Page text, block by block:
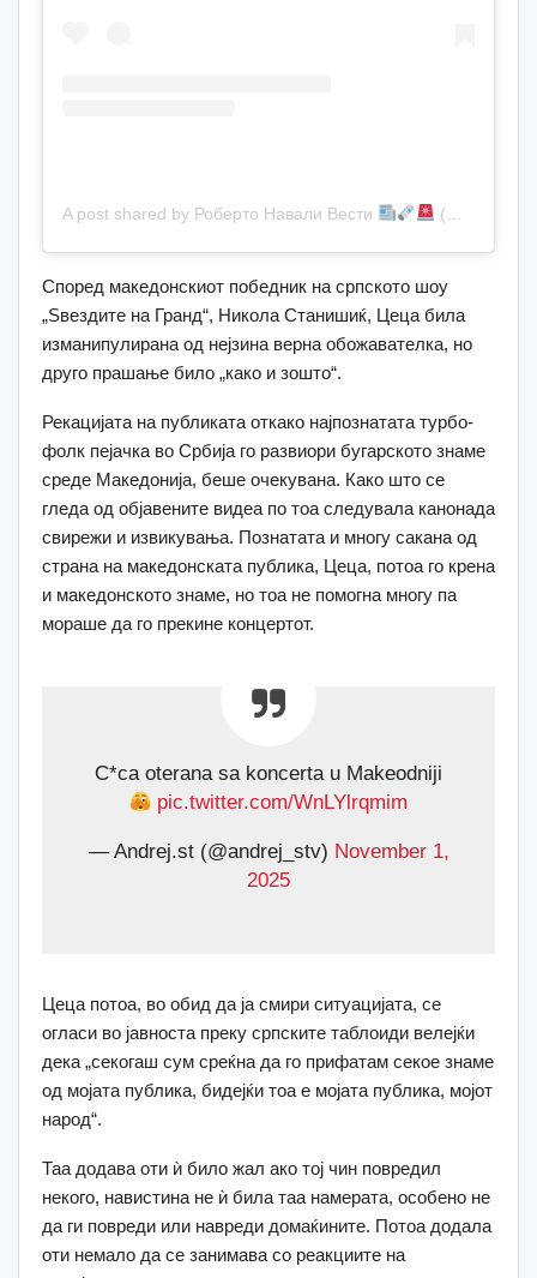
A post shared by Роберто Навали Вести (@roberto_navali_news)
Според македонскиот победник на српското шоу
„Ѕвездите на Гранд“, Никола Станишиќ, Цеца била
изманипулирана од нејзина верна обожавателка, но
друго прашање било „како и зошто“.
Рекацијата на публиката откако најпознатата турбо-
фолк пејачка во Србија го развиори бугарското знаме
среде Македонија, беше очекувана. Како што се
гледа од објавените видеа по тоа следувала канонада
свирежи и извикувања. Познатата и многу сакана од
страна на македонската публика, Цеца, потоа го крена
и македонското знаме, но тоа не помогна многу па
мораше да го прекине концертот.
C*ca oterana sa koncerta u Makeodniji
pic.twitter.com/WnLYlrqmim
— Andrej.st (@andrej_stv) November 1,
2025
Цеца потоа, во обид да ја смири ситуацијата, се
огласи во јавноста преку српските таблоиди велејќи
дека „секогаш сум среќна да го прифатам секое знаме
од мојата публика, бидејќи тоа е мојата публика, мојот
народ“.
Таа додава оти ѝ било жал ако тој чин повредил
некого, навистина не ѝ била таа намерата, особено не
да ги повреди или навреди домаќините. Потоа додала
оти немало да се занимава со реакциите на